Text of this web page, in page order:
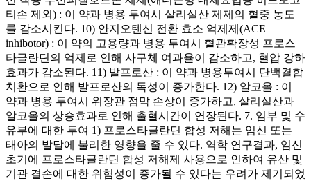
티손 제외) : 이 약과 병용 투여시 살리실산 제제의 혈중 농도
를 감소시킨다. 10) 안지오텐신 전환 효소 억제제(ACE
inhibotor) : 이 약의 고용량과 병용 투여시 혈관확장성 프로스
타글란딘의 억제로 인해 사구체 여과율이 감소하고, 혈압 강하
효과가 감소된다. 11) 발프로산 : 이 약과 병용투여시 단백결합
치환으로 인해 발프로산의 독성이 증가한다. 12) 알코올 : 이
약과 병용 투여시 위장관 점막 손상이 증가하고, 살리실산과
알코올의 상승효과로 인해 출혈시간이 연장된다. 7. 임부 및 수
유부에 대한 투여 1) 프로스타글란딘 합성 저해는 임신 또는
태아의 발달에 불리한 영향을 줄 수 있다. 역학 연구결과, 임신
초기에 프로스타글란딘 합성 저해제 사용으로 인하여 유산 및
기관 결손에 대한 위험성이 증가될 수 있다는 우려가 제기되었